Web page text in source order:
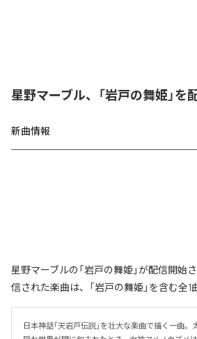
星野マーブル、「岩戸の舞姫」を
新曲情報
星野マーブルの「岩戸の舞姫」が配信開始
信された楽曲は、「岩戸の舞姫」を含む全1
日本神話「天岩戸伝説」を壮大な楽曲で描く一曲